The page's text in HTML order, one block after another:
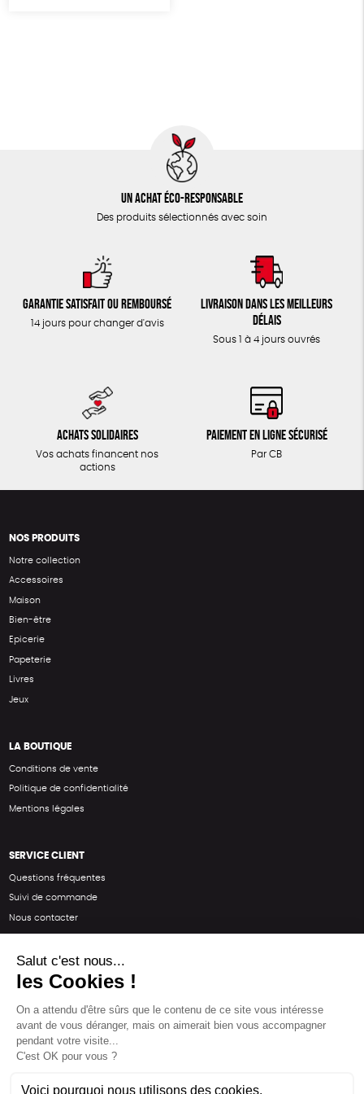
Un achat éco-responsable
Des produits sélectionnés avec soin
Garantie satisfait ou remboursé
14 jours pour changer d'avis
Livraison dans les meilleurs
délais
Sous 1 à 4 jours ouvrés
Achats solidaires
Vos achats financent nos
actions
Paiement en ligne sécurisé
Par CB
NOS PRODUITS
Notre collection
Accessoires
Maison
Bien-être
Epicerie
Papeterie
Livres
Jeux
LA BOUTIQUE
Conditions de vente
Politique de confidentialité
Mentions légales
SERVICE CLIENT
Questions fréquentes
Suivi de commande
Nous contacter
SUIVEZ-NOUS